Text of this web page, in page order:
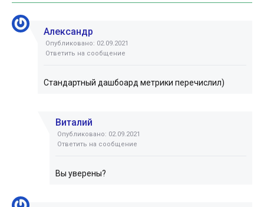
Александр
Опубликовано: 02.09.2021
Ответить на сообщение
Стандартный дашбоард метрики перечислил)
Виталий
Опубликовано: 02.09.2021
Ответить на сообщение
Вы уверены?